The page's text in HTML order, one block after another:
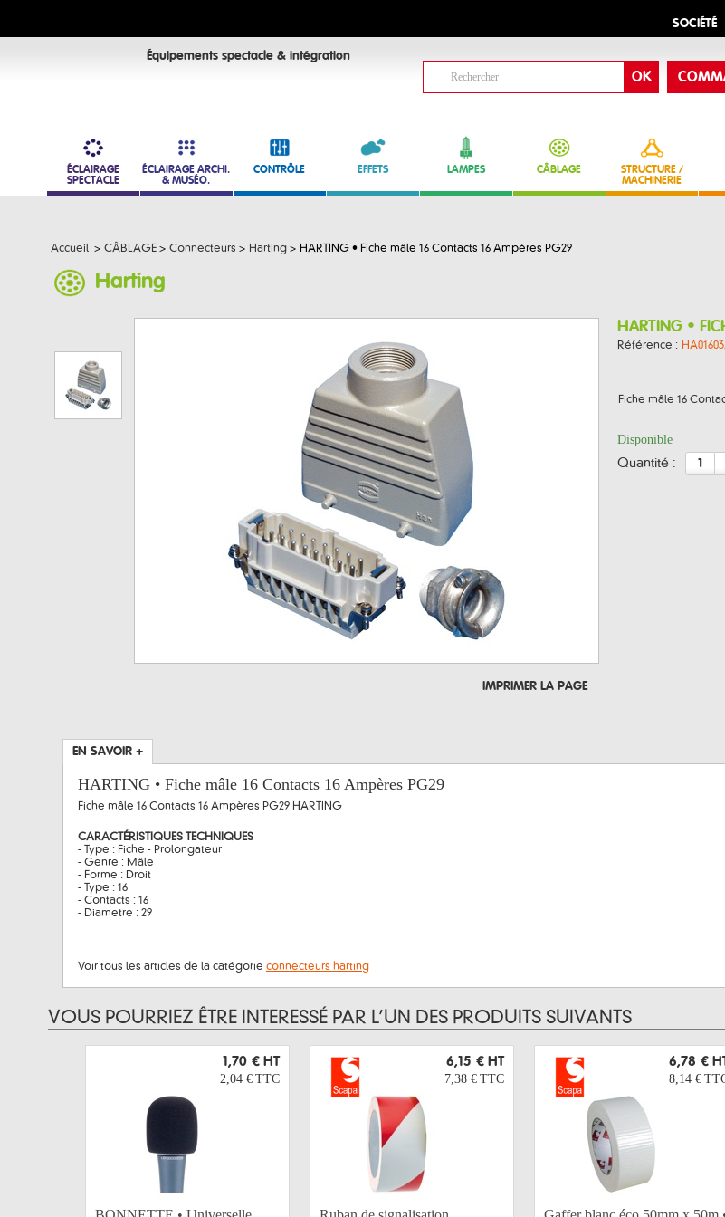
SOCIÉTÉ
Équipements spectacle & intégration
ÉCLAIRAGE
SPECTACLE
ÉCLAIRAGE ARCHI.
& MUSÉO.
CONTRÔLE EFFETS LAMPES CÂBLAGE
STRUCTURE /
MACHINERIE
Accueil > CÂBLAGE > Connecteurs > Harting > HARTING • Fiche mâle 16 Contacts 16 Ampères PG29
Harting
IMPRIMER LA PAGE
HARTING •
Référence :
Fiche mâle 16
Disponible
quantité :
EN SAVOIR +
HARTING • Fiche mâle 16 Contacts 16 Ampères PG29
Fiche mâle 16 Contacts 16 Ampères PG29 HARTING
CARACTÉRISTIQUES TECHNIQUES
- Type : Fiche - Prolongateur
- Genre : Mâle
- Forme : Droit
- Type : 16
- Contacts : 16
- Diametre : 29
Voir tous les articles de la catégorie connecteurs harting
VOUS POURRIEZ ÊTRE INTERESSÉ PAR L’UN DES PRODUITS SUIVANTS
1,70 € HT
2,04 € TTC
6,15 € HT
7,38 € TTC
6,78 €
8,14 €